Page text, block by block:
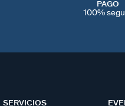
PAGO
100%
SERVICIOS